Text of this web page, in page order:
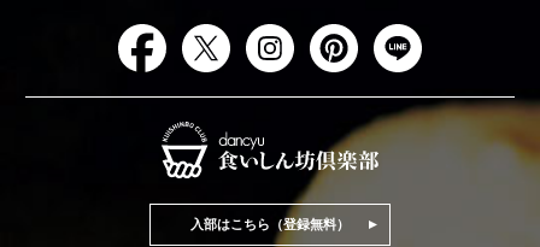
入部はこちら（登録無料）